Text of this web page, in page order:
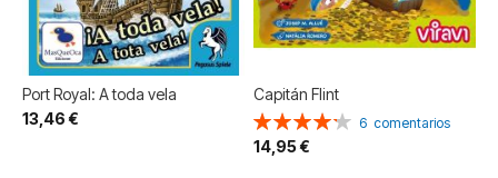
Port Royal: A toda vela
13,46 €
Capitán Flint
Valoración:
85%
6 comentarios
14,95 €